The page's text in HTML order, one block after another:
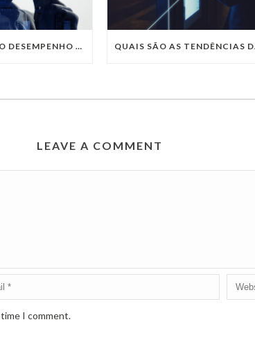
POTENCIALIZE O DESEMPENHO DA SUA EMPRESA COM OS SERVIÇOS DE TI DA VIVO VITA
LEAVE A COMMENT
I comment.